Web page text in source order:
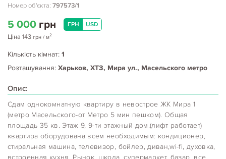
Номер об'єкта: 797573/1
5 000 грн ГРН USD
Ціна 143 грн / м2
Кількість кімнат: 1
Розташування: Харьков, ХТЗ, Мира ул., Масельского метро
Опис:
Сдам однокомнатную квартиру в невострое ЖК Мира 1
(метро Масельского-от Метро 5 мин пешком). Общая
площадь 35 кв. Этаж 9, 9-ти этажный дом.(лифт работает)
квартира оборудована всем необходимым: кондиционер,
стиральная машина, телевизор, бойлер, диван,wi-fi, духовка,
встроенная кухня. Рынок, школа, супермаркет, базар ,все